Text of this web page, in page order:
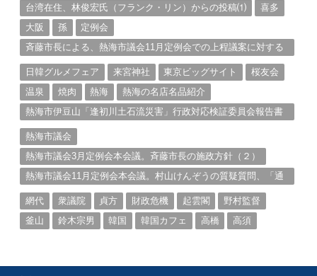
台湾在住、林俊宏氏（フランク・リン）からの投稿⑴
喜多
大阪
孫
定例会
斉藤市長による、熱海市議会11月定例会での上程議案に対する
日韓グルメフェア
来宮神社 東京ビッグサイト
桜友会
温泉
焼肉 熱海
熱海の名店名品紹介
熱海市伊豆山「逢初川土石流災害」行政対応検証委員会報告書
熱海市議会
熱海市議会3月定例会本会議。斉藤市長の施政方針（２）
熱海市議会11月定例会本会議。村山けんぞうの質疑質問、「通
網代
衆議院 貞方 財政危機 起雲閣
野村監督
釜山
鈴木宗男 韓国 韓国カフェ 高橋 高須